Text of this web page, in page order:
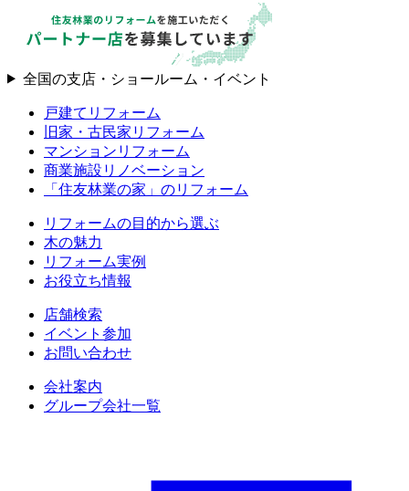
全国の支店・ショールーム・イベント
戸建てリフォーム
旧家・古民家リフォーム
マンションリフォーム
商業施設リノベーション
「住友林業の家」のリフォーム
リフォームの目的から選ぶ
木の魅力
リフォーム実例
お役立ち情報
店舗検索
イベント参加
お問い合わせ
会社案内
グループ会社一覧